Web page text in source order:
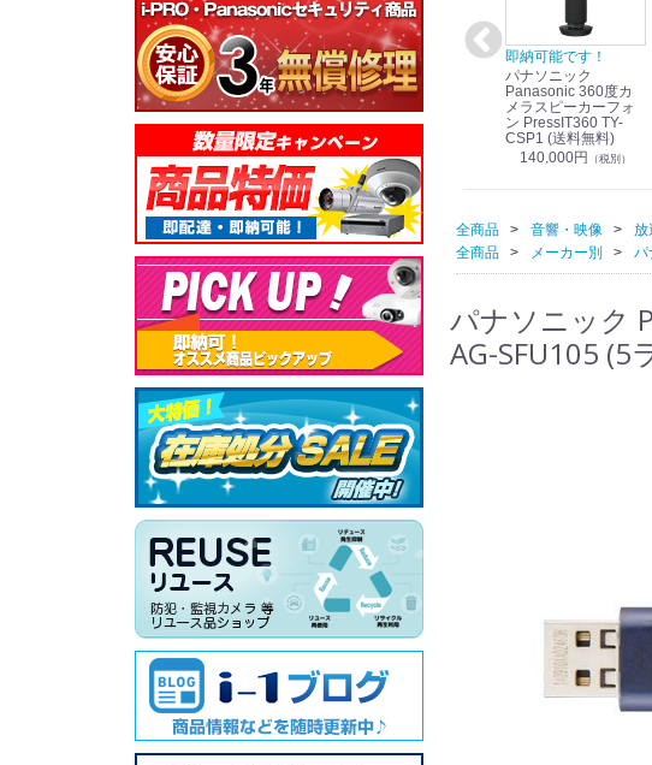
Panasonic i-PRO
2MP(1080p) 屋内 小
型 AIカメラ スピーカ
S71301-F2L (送料無
（税別）
即納可能！
パナソニック
Panasonic i-PRO カ
メラ吊り下げ金具
WV-QSR501-WUX
(送料無料)
6,000円（税別）
在庫あり！送料無料！
パナソニック
Panasonic リモコン
マイク (10局用) WR-
210A (送料無料)
39,000円
即納可能です！
パナソニック
Panasonic 360度カ
メラスピーカーフォ
ン PressIT360 TY-
CSP1 (送料無料)
140,000円 （税別）
全商品 音響・映像 放
全商品
メーカー別 パ
パナソニック
AG-SFU105 (5